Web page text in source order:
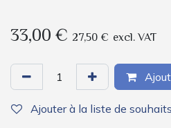
33,00€ 27,50 € excl. VAT
Ajouter à la liste de souhaits